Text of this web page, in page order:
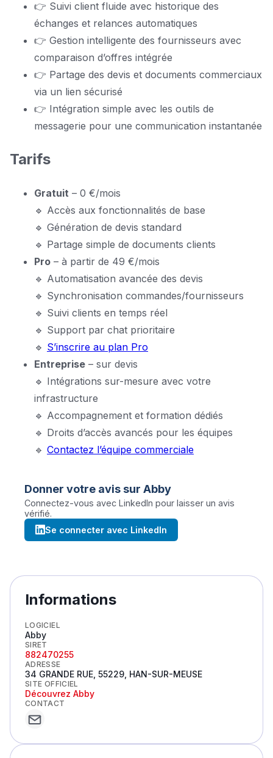
👉 Suivi client fluide avec historique des
échanges et relances automatiques
👉 Gestion intelligente des fournisseurs avec
comparaison d’offres intégrée
👉 Partage des devis et documents commerciaux
via un lien sécurisé
👉 Intégration simple avec les outils de
messagerie pour une communication instantanée
Tarifs
Gratuit – 0 €/mois
🔹 Accès aux fonctionnalités de base
🔹 Génération de devis standard
🔹 Partage simple de documents clients
Pro – à partir de 49 €/mois
🔹 Automatisation avancée des devis
🔹 Synchronisation commandes/fournisseurs
🔹 Suivi clients en temps réel
🔹 Support par chat prioritaire
🔹 S’inscrire au plan Pro
Entreprise – sur devis
🔹 Intégrations sur-mesure avec votre
infrastructure
🔹 Accompagnement et formation dédiés
🔹 Droits d’accès avancés pour les équipes
🔹 Contactez l’équipe commerciale
Donner votre avis sur Abby
Connectez-vous avec LinkedIn pour laisser un avis
vérifié.
Se connecter avec LinkedIn
Informations
LOGICIEL
Abby
SIRET
882470255
ADRESSE
34 GRANDE RUE, 55229, HAN-SUR-MEUSE
SITE OFFICIEL
Découvrez Abby
CONTACT